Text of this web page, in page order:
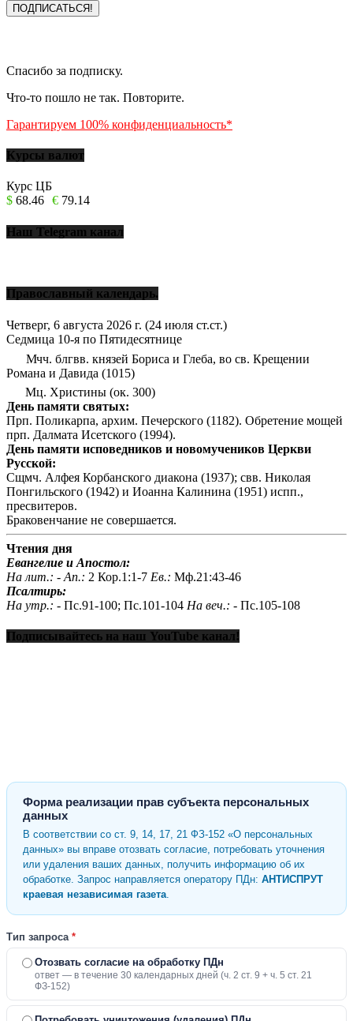
Спасибо за подписку.
Что-то пошло не так. Повторите.
Гарантируем 100% конфиденциальность*
Курсы валют
Курс ЦБ
$ 68.46 € 79.14
Наш Telegram канал
Православный календарь.
Четверг, 6 августа 2026 г. (24 июля ст.ст.)
Седмица 10-я по Пятидесятнице
Мчч. блгвв. князей Бориса и Глеба, во св. Крещении
Романа и Давида (1015)
Мц. Христины (ок. 300)
День памяти святых:
Прп. Поликарпа, архим. Печерского (1182). Обретение мощей
прп. Далмата Исетского (1994).
День памяти исповедников и новомучеников Церкви
Русской:
Сщмч. Алфея Корбанского диакона (1937); свв. Николая
Понгильского (1942) и Иоанна Калинина (1951) испп.,
пресвитеров.
Браковенчание не совершается.
Чтения дня
Евангелие и Апостол:
На лит.: - Ап.: 2 Кор.1:1-7 Ев.: Мф.21:43-46
Псалтирь:
На утр.: - Пс.91-100; Пс.101-104 На веч.: - Пс.105-108
Подписывайтесь на наш YouTube канал!
Форма реализации прав субъекта персональных
данных
В соответствии со ст. 9, 14, 17, 21 ФЗ-152 «О персональных
данных» вы вправе отозвать согласие, потребовать уточнения
или удаления ваших данных, получить информацию об их
обработке. Запрос направляется оператору ПДн: АНТИСПРУТ
краевая независимая газета.
Тип запроса *
Отозвать согласие на обработку ПДн
ответ — в течение 30 календарных дней (ч. 2 ст. 9 + ч. 5 ст. 21
ФЗ-152)